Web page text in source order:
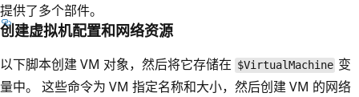
提供了多个部件。
创建虚拟机配置和网络资源
以下脚本创建 VM 对象，然后将它存储在 $VirtualMachine 变
量中。 这些命令为 VM 指定名称和大小，然后创建 VM 的网络